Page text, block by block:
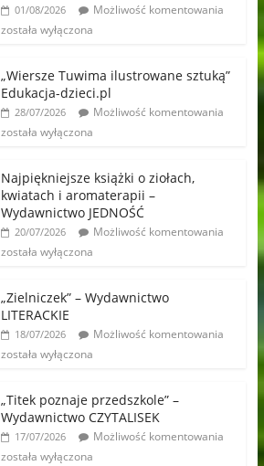
01/08/2026
Możliwość komentowania
została wyłączona
„Wiersze Tuwima ilustrowane sztuką”
Edukacja-dzieci.pl
28/07/2026
Możliwość komentowania
została wyłączona
Najpiękniejsze książki o ziołach,
kwiatach i aromaterapii –
Wydawnictwo JEDNOŚĆ
20/07/2026
Możliwość komentowania
została wyłączona
„Zielniczek” – Wydawnictwo
LITERACKIE
18/07/2026
Możliwość komentowania
została wyłączona
„Titek poznaje przedszkole” –
Wydawnictwo CZYTALISEK
17/07/2026
Możliwość komentowania
została wyłączona